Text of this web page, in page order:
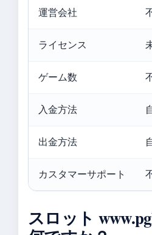
運営会社
ライセンス
ゲーム数
入金方法
出金方法
カスタマーサポート
スロット